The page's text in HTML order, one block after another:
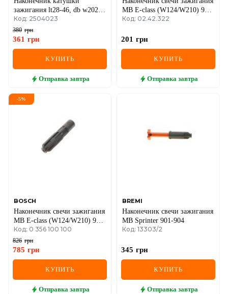
зажигания lt28-46, db w202,
vito 1,8/2,0/2,3 m111 95-
ssangyong musso 96
Код: 2504023
380 грн
361 грн
КУПИТЬ
Отправка завтра
MB E-class (W124/W210) 93-
03/ Sprinter 95-06 (M111)
Код: 02.42.322
201 грн
КУПИТЬ
Отправка завтра
-5%
BOSCH
Наконечник свечи зажигания
MB E-class (W124/W210) 93-
03/ Sprinter 95-06 (M111)
Код: 0 356 100 100
826 грн
785 грн
КУПИТЬ
Отправка завтра
BREMI
Наконечник свечи зажигания
MB Sprinter 901-904
Код: 13303/2
345 грн
КУПИТЬ
Отправка завтра